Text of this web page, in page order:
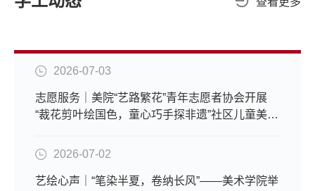
2026-07-03
志愿服务｜美院“艺路繁花”青年志愿者协会开展
“裁花剪叶绘国色，童心巧手探非遗”社区儿童美育
2026-07-02
艺绘心声｜“笔染半夏，卷纳长风”——美术学院举